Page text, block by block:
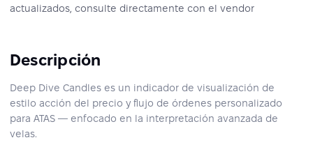
actualizados, consulte directamente con el vendor
Descripción
Deep Dive Candles es un indicador de visualización de
estilo acción del precio y flujo de órdenes personalizado
para ATAS — enfocado en la interpretación avanzada de
velas.